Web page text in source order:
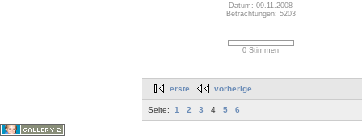
Datum: 09.11.2008
Betrachtungen: 5203
0 Stimmen
erste vorherige
Seite: 1 2 3 4 5 6